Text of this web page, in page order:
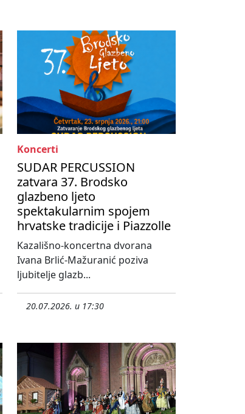
Koncerti
SUDAR PERCUSSION
zatvara 37. Brodsko
glazbeno ljeto
spektakularnim spojem
hrvatske tradicije i Piazzolle
Kazališno-koncertna dvorana
Ivana Brlić-Mažuranić poziva
ljubitelje glazb...
20.07.2026. u 17:30